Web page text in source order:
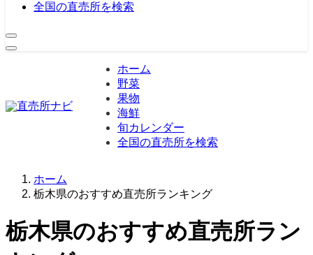
全国の直売所を検索
ホーム
野菜
果物
海鮮
旬カレンダー
全国の直売所を検索
ホーム
栃木県のおすすめ直売所ランキング
栃木県のおすすめ直売所ラン